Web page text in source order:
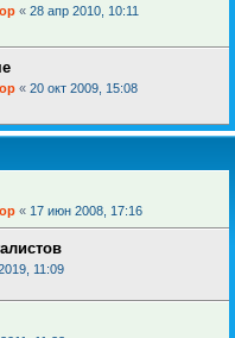
« 28 апр 2010, 10:11
« 20 окт 2009, 15:08
« 17 июн 2008, 17:16
11:09